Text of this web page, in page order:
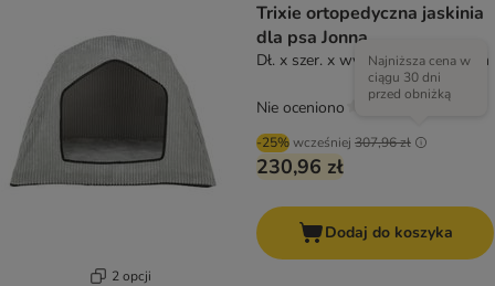
2 opcji
Trixie ortopedyczna jaskinia
dla psa Jonna
Dł. x szer. x wys.: 75 x 55 x 55 cm
-25%wcześniej 307,96 zł
Najniższa cena w
ciągu 30 dni
przed obniżką
230,96 zł
Nie oceniono
Dodaj do koszyka